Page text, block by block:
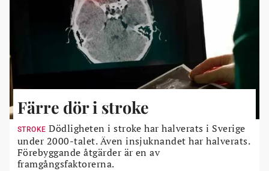
Färre dör i stroke
STROKE Dödligheten i stroke har halverats i Sverige
under 2000-talet. Även insjuknandet har halverats.
Förebyggande åtgärder är en av
framgångsfaktorerna.